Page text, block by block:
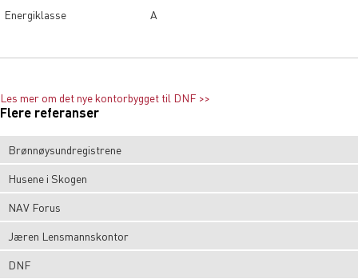
Flere referanser
Brønnøysundregistrene
Husene i Skogen
NAV Forus
Jæren Lensmannskontor
DNF
Energiklasse
A
Les mer om det nye kontorbygget til DNF >>